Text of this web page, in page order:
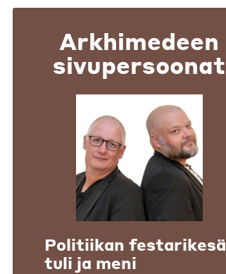
Arkhimedeen
sivupersoonat
Politiikan festarikesä
tuli ja meni